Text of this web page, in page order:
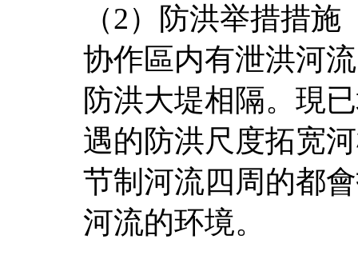
（2）防洪举措措施
协作區内有泄洪河
防洪大堤相隔。現
遇的防洪尺度拓宽
节制河流四周的都
河流的环境。